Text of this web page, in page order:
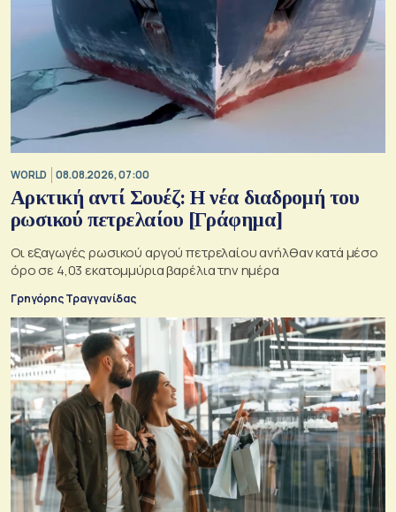
WORLD 08.08.2026, 07:00
Αρκτική αντί Σουέζ: Η νέα διαδρομή του
ρωσικού πετρελαίου [Γράφημα]
Οι εξαγωγές ρωσικού αργού πετρελαίου ανήλθαν κατά μέσο
όρο σε 4,03 εκατομμύρια βαρέλια την ημέρα
Γρηγόρης Τραγγανίδας